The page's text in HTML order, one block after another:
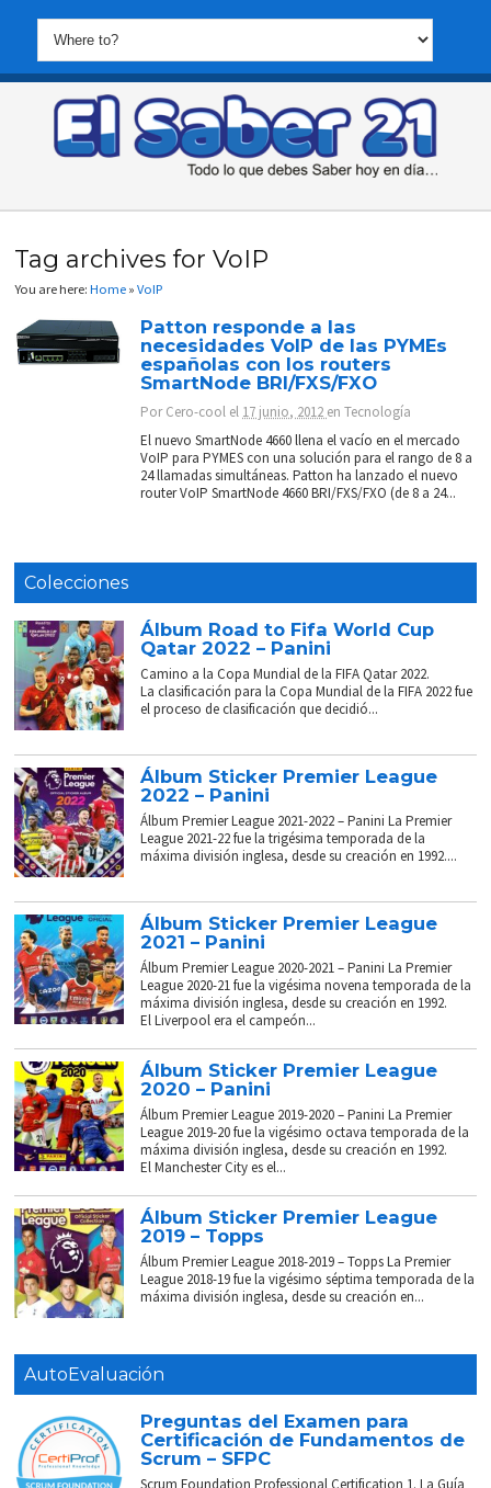
Tag archives for VoIP
You are here:Home »VoIP
Patton responde a las
necesidades VoIP de las PYMEs
españolas con los routers
SmartNode BRI/FXS/FXO
PorCero-cool el 17 junio, 2012 enTecnología
El nuevo SmartNode 4660 llena el vacío en el mercado
VoIP para PYMES con una solución para el rango de 8 a
24 llamadas simultáneas. Patton ha lanzado el nuevo
router VoIP SmartNode 4660 BRI/FXS/FXO (de 8 a 24...
Colecciones
Álbum Road to Fifa World Cup
Qatar 2022 – Panini
Camino a la Copa Mundial de la FIFA Qatar 2022.
La clasificación para la Copa Mundial de la FIFA 2022 fue
el proceso de clasificación que decidió...
Álbum Sticker Premier League
2022 – Panini
Álbum Premier League 2021-2022 – Panini La Premier
League 2021-22 fue la trigésima temporada de la
máxima división inglesa, desde su creación en 1992....
Álbum Sticker Premier League
2021 – Panini
Álbum Premier League 2020-2021 – Panini La Premier
League 2020-21 fue la vigésima novena temporada de la
máxima división inglesa, desde su creación en 1992.
El Liverpool era el campeón...
Álbum Sticker Premier League
2020 – Panini
Álbum Premier League 2019-2020 – Panini La Premier
League 2019-20 fue la vigésimo octava temporada de la
máxima división inglesa, desde su creación en 1992.
El Manchester City es el...
Álbum Sticker Premier League
2019 – Topps
Álbum Premier League 2018-2019 – Topps La Premier
League 2018-19 fue la vigésimo séptima temporada de la
máxima división inglesa, desde su creación en...
AutoEvaluación
Preguntas del Examen para
Certificación de Fundamentos de
Scrum – SFPC